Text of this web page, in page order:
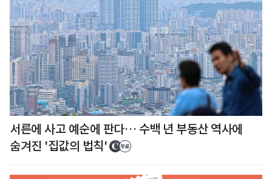
서른에 사고 예순에 판다… 수백 년 부동산 역사에
숨겨진 '집값의 법칙'